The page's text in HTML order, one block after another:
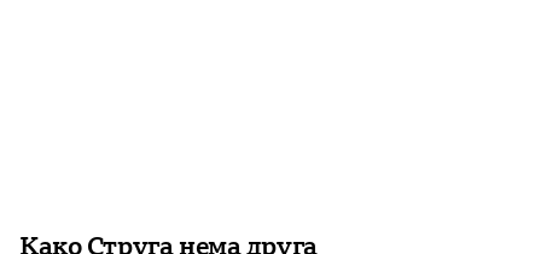
Како Струга нема друга